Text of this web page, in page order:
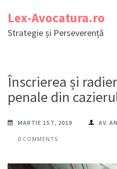
conținut
Lex-Avocatura.ro
Strategie și Perseverență
Înscrierea și
penale din
MARTIE 1ST, 2019 AV.
0 COMMENTS